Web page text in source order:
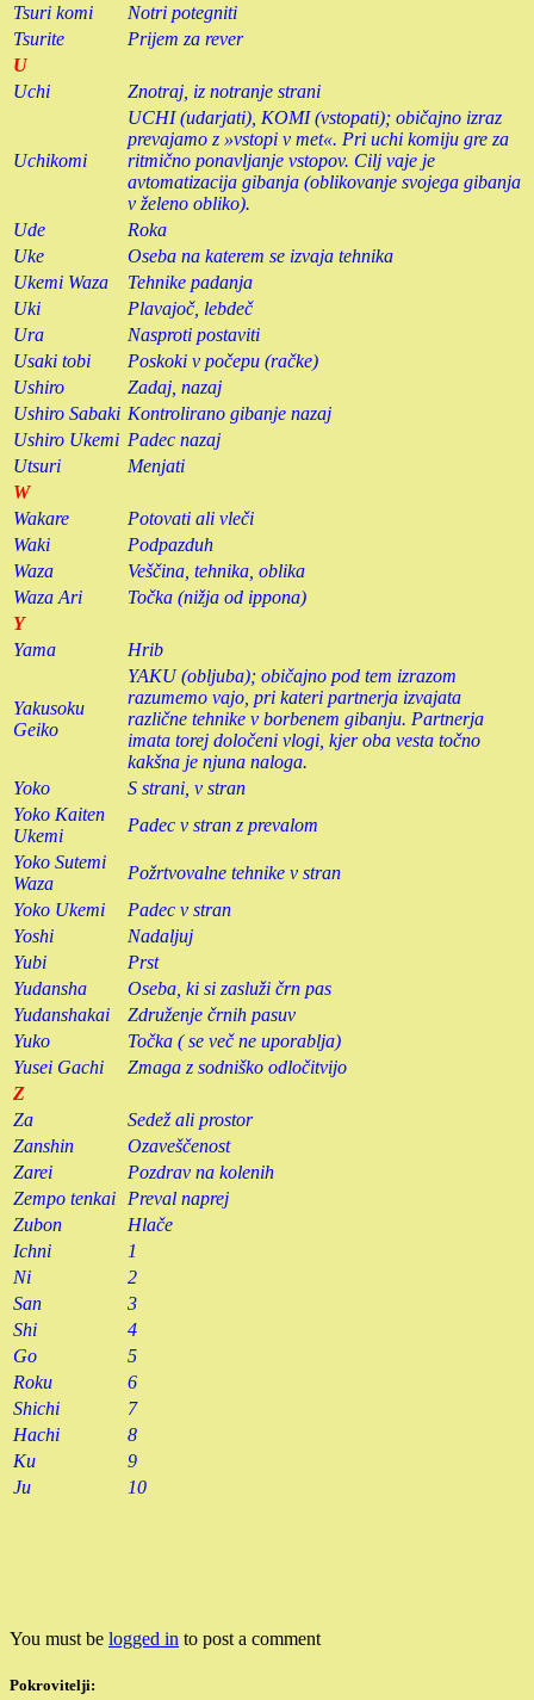
Tsuri komi
Notri potegniti
Tsurite
Prijem za rever
U
Uchi
Znotraj, iz notranje strani
Uchikomi
UCHI (udarjati), KOMI (vstopati); običajno izraz
prevajamo z »vstopi v met«. Pri uchi komiju gre za
ritmično ponavljanje vstopov. Cilj vaje je
avtomatizacija gibanja (oblikovanje svojega gibanja
v želeno obliko).
Ude
Roka
Uke
Oseba na katerem se izvaja tehnika
Ukemi Waza
Tehnike padanja
Uki
Plavajoč, lebdeč
Ura
Nasproti postaviti
Usaki tobi
Poskoki v počepu (račke)
Ushiro
Zadaj, nazaj
Ushiro Sabaki Kontrolirano gibanje nazaj
Ushiro Ukemi Padec nazaj
Utsuri
Menjati
W
Wakare
Potovati ali vleči
Waki
Podpazduh
Waza
Veščina, tehnika, oblika
Waza Ari
Točka (nižja od ippona)
Y
Yama
Hrib
Yakusoku
Geiko
YAKU (obljuba); običajno pod tem izrazom
razumemo vajo, pri kateri partnerja izvajata
različne tehnike v borbenem gibanju. Partnerja
imata torej določeni vlogi, kjer oba vesta točno
kakšna je njuna naloga.
Yoko
S strani, v stran
Yoko Kaiten
Ukemi
Padec v stran z prevalom
Yoko Sutemi
Waza
Požrtvovalne tehnike v stran
Yoko Ukemi
Padec v stran
Yoshi
Nadaljuj
Yubi
Prst
Yudansha
Oseba, ki si zasluži črn pas
Yudanshakai
Združenje črnih pasuv
Yuko
Točka ( se več ne uporablja)
Yusei Gachi
Zmaga z sodniško odločitvijo
Z
Za
Sedež ali prostor
Zanshin
Ozaveščenost
Zarei
Pozdrav na kolenih
Zempo tenkai
Preval naprej
Zubon
Hlače
Ichni
1
Ni
2
San
3
Shi
4
Go
5
Roku
6
Shichi
7
Hachi
8
Ku
9
Ju
10
You must be logged in to post a comment
Pokrovitelji: